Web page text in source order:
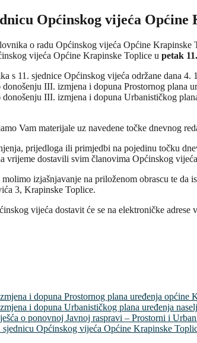
Općinskog vijeća Općine
o radu Općinskog vijeća Općine
vijeća Općine Krapinske Toplice u petak
s 11. sjednice Općinskog vijeća održane dana 4.
III. izmjena i dopuna Prostornog plana
III. izmjena i dopuna Urbanističkog
Vam materijale uz navedene točke dnevnog
prijedloga ili primjedbi na pojedinu točku
vrijeme dostavili svim članovima Općinskog
izjašnjavanje na priloženom obrascu te
3, Krapinske Toplice.
vijeća dostavit će se na elektroničke
i dopuna Prostornog plana uređenja općine
i dopuna Urbanističkog plana uređenja
o ponovnoj Javnoj raspravi – Prostorni i
sjednicu Općinskog vijeća Općine Krapinske